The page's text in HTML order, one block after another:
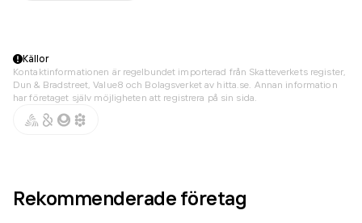
Källor
Kontaktinformationen är regelbundet importerad från Skatteverkets register,
Dun & Bradstreet, Value8 och Bolagsverket av hitta.se. Annan information
har företaget själv möjligheten att registrera på sin sida.
Rekommenderade företag